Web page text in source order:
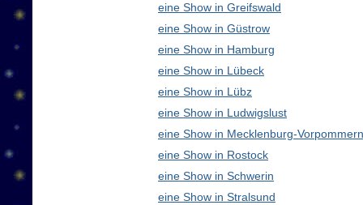
eine Show in Greifswald
eine Show in Güstrow
eine Show in Hamburg
eine Show in Lübeck
eine Show in Lübz
eine Show in Ludwigslust
eine Show in Mecklenburg-
eine Show in Rostock
eine Show in Schwerin
eine Show in Stralsund